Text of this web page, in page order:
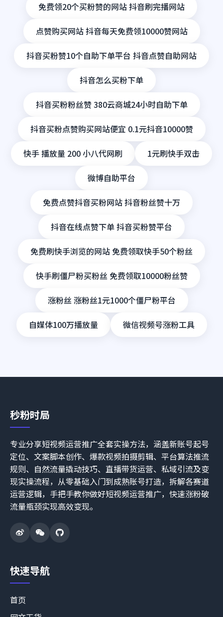
免费领20个买粉赞的网站 抖音刷完播网站
点赞购买网站 抖音每天免费领10000赞网站
抖音买粉赞10个自助下单平台 抖音点赞自助网站
抖音怎么买粉下单
抖音买粉粉丝赞 380云商城24小时自助下单
抖音买粉点赞购买网站便宜 0.1元抖音10000赞
快手 播放量 200 小八代网刷 1元刷快手双击
微博自助平台
免费点赞抖音买粉网站 抖音粉丝赞十万
抖音在线点赞下单 抖音买粉赞平台
免费刷快手浏览的网站 免费领取快手50个粉丝
快手刷僵尸粉买粉丝 免费领取10000粉丝赞
涨粉丝 涨粉丝1元1000个僵尸粉平台
自媒体100万播放量 微信视频号涨粉工具
秒粉时局
专业分享短视频运营推广全套实操方法，涵盖新账号起号
定位、文案脚本创作、爆款视频拍摄剪辑、平台算法推流
规则、自然流量撬动技巧、直播带货运营、私域引流及变
现实操流程，从零基础入门到成熟账号打造，拆解各赛道
运营逻辑，手把手教你做好短视频运营推广，快速涨粉破
流量瓶颈实现高效变现。
快速导航
首页